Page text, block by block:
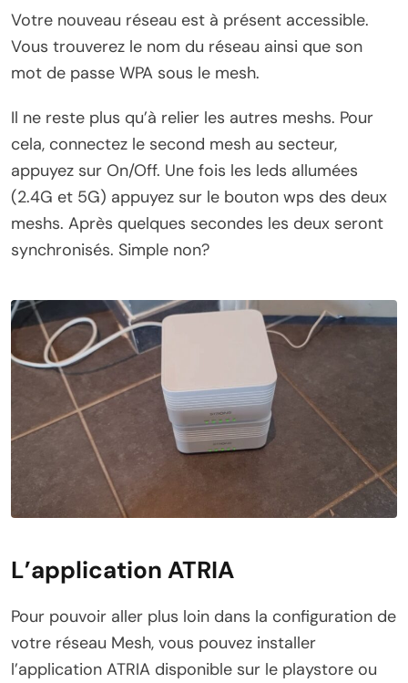
Votre nouveau réseau est à présent accessible.
Vous trouverez le nom du réseau ainsi que son
mot de passe WPA sous le mesh.
Il ne reste plus qu’à relier les autres meshs. Pour
cela, connectez le second mesh au secteur,
appuyez sur On/Off. Une fois les leds allumées
(2.4G et 5G) appuyez sur le bouton wps des deux
meshs. Après quelques secondes les deux seront
synchronisés. Simple non?
L’application ATRIA
Pour pouvoir aller plus loin dans la configuration de
votre réseau Mesh, vous pouvez installer
l’application ATRIA disponible sur le playstore ou